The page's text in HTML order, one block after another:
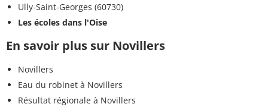
Ully-Saint-Georges (60730)
Les écoles dans l'Oise
En savoir plus sur Novillers
Novillers
Eau du robinet à Novillers
Résultat régionale à Novillers